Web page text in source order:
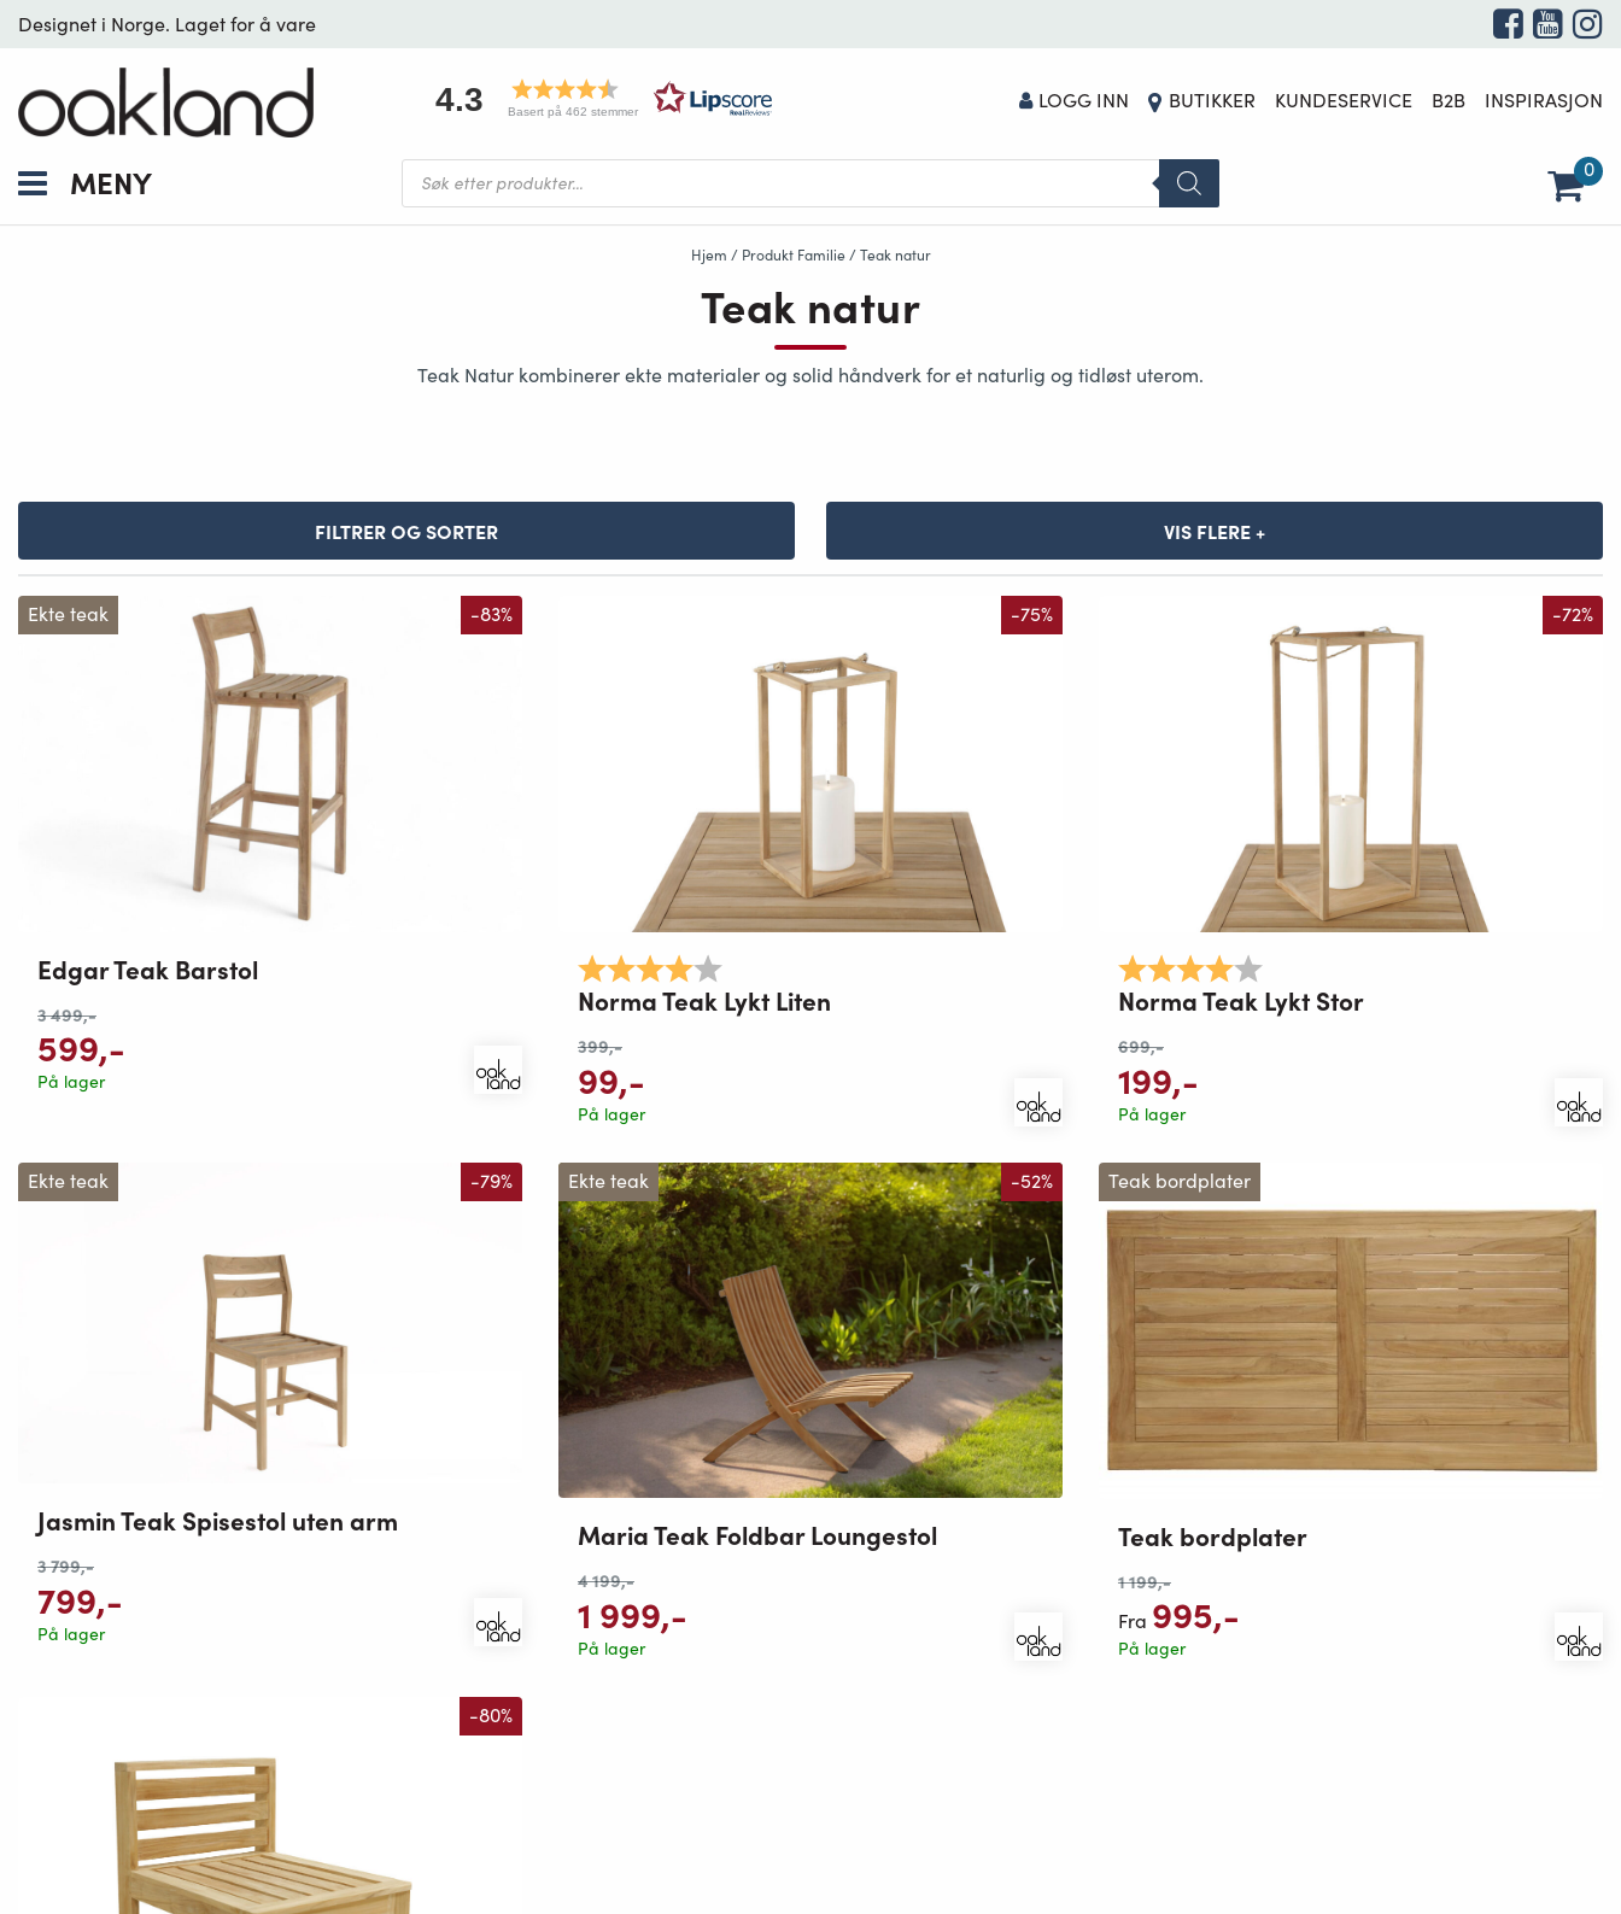
Designet i Norge. Laget for å vare
4.3 Basert på 462 stemmer LOGG INN BUTIKKER KUNDESERVICE B2B INSPIRASJON
MENY
Products
search
0
Hjem / Produkt Familie / Teak natur
Teak natur
Teak Natur kombinerer ekte materialer og solid håndverk for et naturlig og tidløst uterom.
FILTRER OG SORTER VIS FLERE +
Ekte teak -83%
Edgar Teak Barstol
3 499,-
599,-
På lager
-75%
Karakter: 4.0 av 5 mulige
Norma Teak Lykt Liten
399,-
99,-
På lager
-72%
Karakter: 4.0 av 5 mulige
Norma Teak Lykt Stor
699,-
199,-
På lager
Ekte teak -79%
Jasmin Teak Spisestol uten arm
3 799,-
799,-
På lager
Ekte teak -52%
Maria Teak Foldbar Loungestol
4 199,-
1 999,-
På lager
Teak bordplater
Teak bordplater
1 199,-
Fra 995,-
På lager
-80%